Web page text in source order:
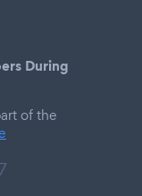
During
of the